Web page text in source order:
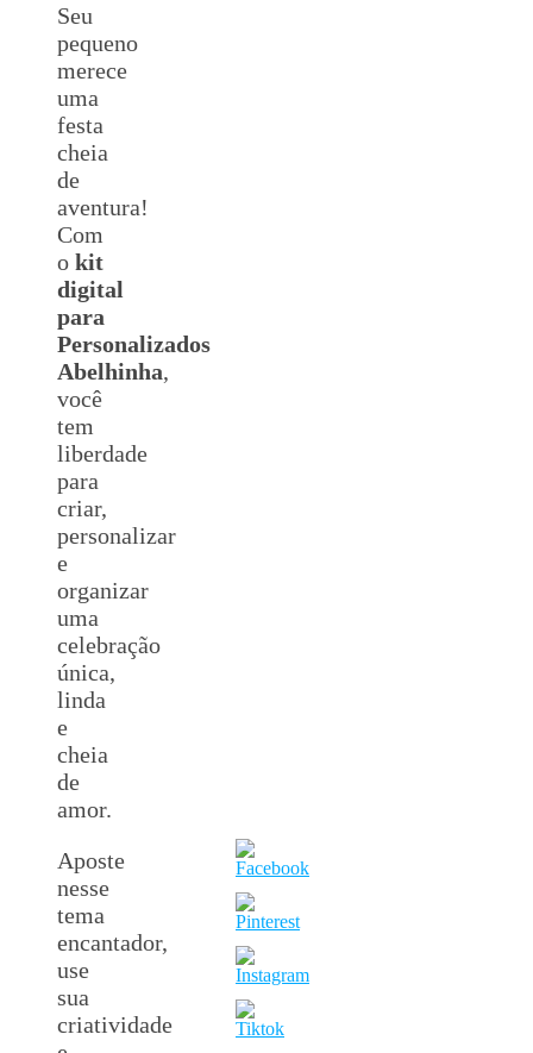
Seu
pequeno
merece
uma
festa
cheia
de
aventura!
Com
o kit
digital
para
Personalizados
Abelhinha,
você
tem
liberdade
para
criar,
personalizar
e
organizar
uma
celebração
única,
linda
e
cheia
de
amor.
Aposte
nesse
tema
encantador,
use
sua
criatividade